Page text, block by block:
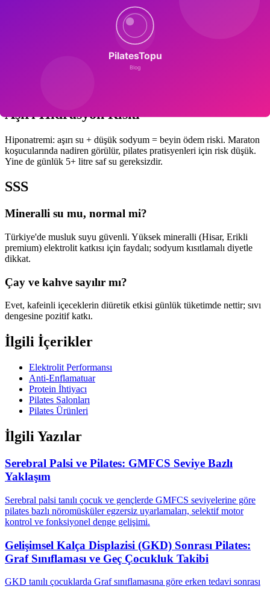
Susuzluk Belirtileri
Erken: hafif başağrısı, yorgunluk, idrar rengi koyulaşması. Orta:
konsantrasyon kaybı, ağız kuruluğu, kas krampı. Geç: baş dönmesi,
Aşırı Hidrasyon Riski
Hiponatremi: aşırı su + düşük sodyum = beyin ödem riski. Maraton
koşucularında nadiren görülür, pilates pratisyenleri için risk düşük.
Yine de günlük 5+ litre saf su gereksizdir.
SSS
Mineralli su mu, normal mi?
Türkiye'de musluk suyu güvenli. Yüksek mineralli (Hisar, Erikli
premium) elektrolit katkısı için faydalı; sodyum kısıtlamalı diyetle
dikkat.
Çay ve kahve sayılır mı?
Evet, kafeinli içeceklerin diüretik etkisi günlük tüketimde nettir; sıvı
dengesine pozitif katkı.
İlgili İçerikler
Elektrolit Performansı
Anti-Enflamatuar
Protein İhtiyacı
Pilates Salonları
Pilates Ürünleri
İlgili Yazılar
Serebral Palsi ve Pilates: GMFCS Seviye Bazlı
Yaklaşım
Serebral palsi tanılı çocuk ve gençlerde GMFCS seviyelerine göre
pilates bazlı nöromüsküler egzersiz uyarlamaları, selektif motor
kontrol ve fonksiyonel denge gelişimi.
Gelişimsel Kalça Displazisi (GKD) Sonrası Pilates:
Graf Sınıflaması ve Geç Çocukluk Takibi
GKD tanılı çocuklarda Graf sınıflamasına göre erken tedavi sonrası